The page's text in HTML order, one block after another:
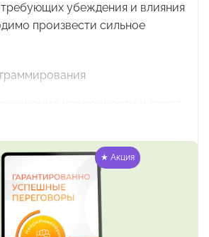
убеждения и влияния
произвести сильное
вербальной стимуляции
префронтальной коры)
погашение тревоги
гиперактивности
тела)
присутствия
лобных долей)
★ Акция